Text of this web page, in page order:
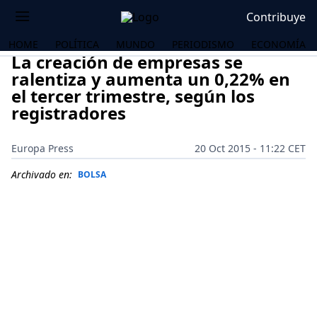
Contribuye
HOME POLÍTICA MUNDO PERIODISMO ECONOMÍA
La creación de empresas se
ralentiza y aumenta un 0,22% en
el tercer trimestre, según los
registradores
Europa Press
20 Oct 2015 - 11:22 CET
Archivado en: BOLSA